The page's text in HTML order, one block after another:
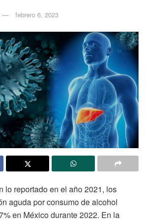
febrero 6, 2023
lo reportado en el año 2021, los
aguda por consumo de alcohol
en México durante 2022. En la